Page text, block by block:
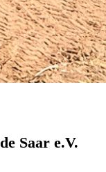
Saar e.V.